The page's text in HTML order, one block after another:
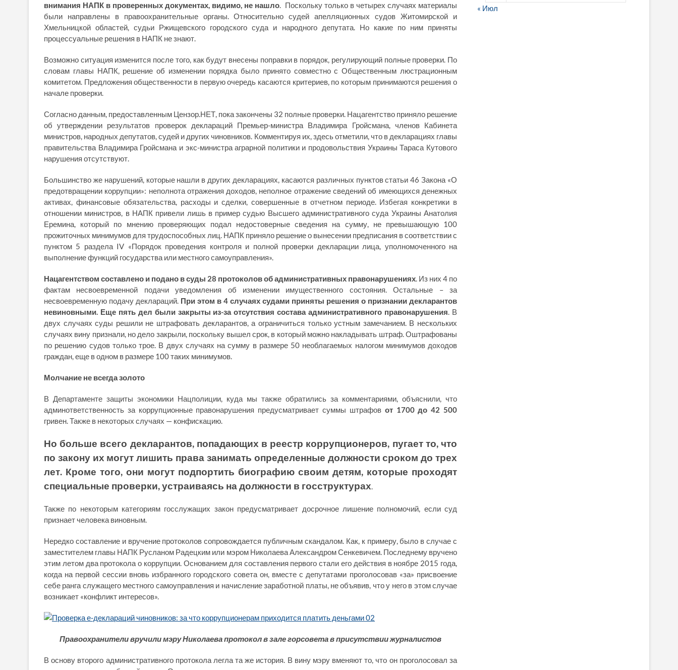
внимания НАПК в проверенных документах, видимо, не нашло. Поскольку только в четырех случаях материалы
были направлены в правоохранительные органы. Относительно судей апелляционных судов Житомирской и
Хмельницкой областей, судьи Ржищевского городского суда и народного депутата. Но какие по ним приняты
процессуальные решения в НАПК не знают.
Возможно ситуация изменится после того, как будут внесены поправки в порядок, регулирующий полные проверки. По
словам главы НАПК, решение об изменении порядка было принято совместно с Общественным люстрационным
комитетом. Предложения общественности в первую очередь касаются критериев, по которым принимаются решения о
начале проверки.
Согласно данным, предоставленным Цензор.НЕТ, пока закончены 32 полные проверки. Нацагентство приняло решение
об утверждении результатов проверок деклараций Премьер-министра Владимира Гройсмана, членов Кабинета
министров, народных депутатов, судей и других чиновников. Комментируя их, здесь отметили, что в декларациях главы
правительства Владимира Гройсмана и экс-министра аграрной политики и продовольствия Украины Тараса Кутового
нарушения отсутствуют.
Большинство же нарушений, которые нашли в других декларациях, касаются различных пунктов статьи 46 Закона «О
предотвращении коррупции»: неполнота отражения доходов, неполное отражение сведений об имеющихся денежных
активах, финансовые обязательства, расходы и сделки, совершенные в отчетном периоде. Избегая конкретики в
отношении министров, в НАПК привели лишь в пример судью Высшего административного суда Украины Анатолия
Еремина, который по мнению проверяющих подал недостоверные сведения на сумму, не превышающую 100
прожиточных минимумов для трудоспособных лиц. НАПК приняло решение о вынесении предписания в соответствии с
пунктом 5 раздела IV «Порядок проведения контроля и полной проверки декларации лица, уполномоченного на
выполнение функций государства или местного самоуправления».
Нацагентством составлено и подано в суды 28 протоколов об административных правонарушениях. Из них 4 по
фактам несвоевременной подачи уведомления об изменении имущественного состояния. Остальные – за
несвоевременную подачу деклараций. При этом в 4 случаях судами приняты решения о признании декларантов
невиновными. Еще пять дел были закрыты из-за отсутствия состава административного правонарушения. В
двух случаях суды решили не штрафовать декларантов, а ограничиться только устным замечанием. В нескольких
случаях вину признали, но дело закрыли, поскольку вышел срок, в который можно накладывать штраф. Оштрафованы
по решению судов только трое. В двух случаях на сумму в размере 50 необлагаемых налогом минимумов доходов
граждан, еще в одном в размере 100 таких минимумов.
Молчание не всегда золото
В Департаменте защиты экономики Нацполиции, куда мы также обратились за комментариями, объяснили, что
админответственность за коррупционные правонарушения предусматривает суммы штрафов от 1700 до 42 500
гривен. Также в некоторых случаях — конфискацию.
Но больше всего декларантов, попадающих в реестр коррупционеров, пугает то, что
по закону их могут лишить права занимать определенные должности сроком до трех
лет. Кроме того, они могут подпортить биографию своим детям, которые проходят
специальные проверки, устраиваясь на должности в госструктурах.
Также по некоторым категориям госслужащих закон предусматривает досрочное лишение полномочий, если суд
признает человека виновным.
Нередко составление и вручение протоколов сопровождается публичным скандалом. Как, к примеру, было в случае с
заместителем главы НАПК Русланом Радецким или мэром Николаева Александром Сенкевичем. Последнему вручено
этим летом два протокола о коррупции. Основанием для составления первого стали его действия в ноябре 2015 года,
когда на первой сессии вновь избранного городского совета он, вместе с депутатами проголосовав «за» присвоение
себе ранга служащего местного самоуправления и начисление заработной платы, не объявив, что у него в этом случае
возникает «конфликт интересов».
Правоохранители вручили мэру Николаева протокол в зале горсовета в присутствии журналистов
В основу второго административного протокола легла та же история. В вину мэру вменяют то, что он проголосовал за
« Июл